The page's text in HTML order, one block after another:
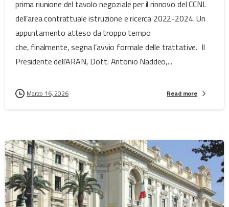
prima riunione del tavolo negoziale per il rinnovo del CCNL
dell’area contrattuale istruzione e ricerca 2022-2024. Un
appuntamento atteso da troppo tempo
che, finalmente, segna l’avvio formale delle trattative. Il
Presidente dell’ARAN, Dott. Antonio Naddeo,...
Marzo 16, 2026 Read more